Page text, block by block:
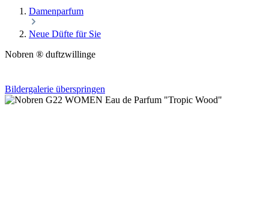
Damenparfum
Neue Düfte für Sie
Nobren ® duftzwillinge
Bildergalerie überspringen